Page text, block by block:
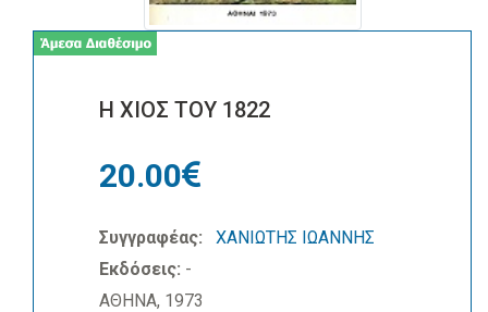
Η ΧΙΟΣ ΤΟΥ 1822
20.00
Συγγραφέας:
ΧΑΝΙΩΤΗΣ ΙΩΑΝΝΗΣ
Εκδόσεις: -
ΑΘΗΝΑ, 1973